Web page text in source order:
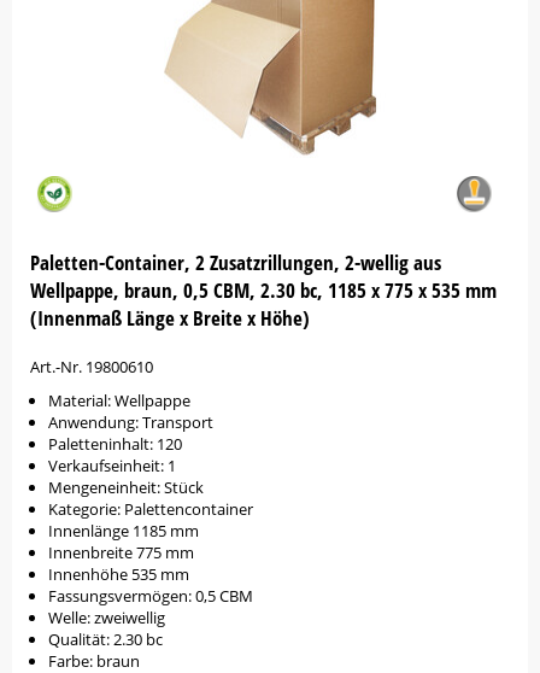
Paletten-Container, 2 Zusatzrillungen, 2-wellig aus
Wellpappe, braun, 0,5 CBM, 2.30 bc, 1185 x 775 x 535 mm
(Innenmaß Länge x Breite x Höhe)
Art.-Nr. 19800610
Material: Wellpappe
Anwendung: Transport
Paletteninhalt: 120
Verkaufseinheit: 1
Mengeneinheit: Stück
Kategorie: Palettencontainer
Innenlänge 1185 mm
Innenbreite 775 mm
Innenhöhe 535 mm
Fassungsvermögen: 0,5 CBM
Welle: zweiwellig
Qualität: 2.30 bc
Farbe: braun